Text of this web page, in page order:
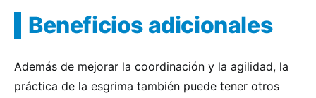
Beneficios adicionales
Además de mejorar la coordinación y la agilidad, la
práctica de la esgrima también puede tener otros